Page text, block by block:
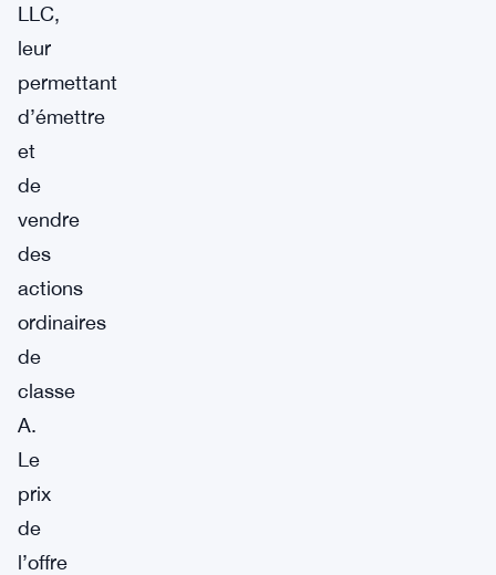
LLC,
leur
permettant
d’émettre
et
de
vendre
des
actions
ordinaires
de
classe
A.
Le
prix
de
l’offre